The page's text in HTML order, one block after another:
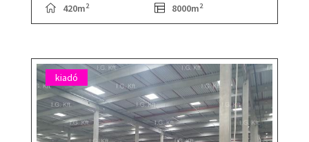
420m2 8000m2
kiadó